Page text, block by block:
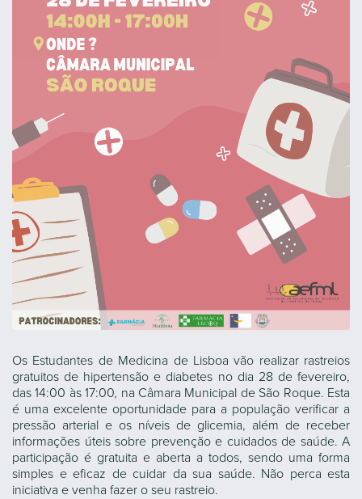
Os Estudantes de Medicina de Lisboa vão realizar rastreios
gratuitos de hipertensão e diabetes no dia 28 de fevereiro,
das 14:00 às 17:00, na Câmara Municipal de São Roque. Esta
é uma excelente oportunidade para a população verificar a
pressão arterial e os níveis de glicemia, além de receber
informações úteis sobre prevenção e cuidados de saúde. A
participação é gratuita e aberta a todos, sendo uma forma
simples e eficaz de cuidar da sua saúde. Não perca esta
iniciativa e venha fazer o seu rastreio.